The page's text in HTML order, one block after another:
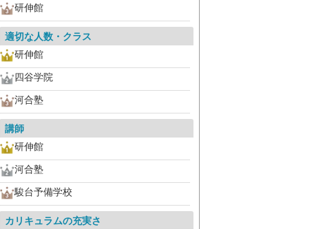
研伸館
適切な人数・クラス
研伸館
四谷学院
河合塾
講師
研伸館
河合塾
駿台予備学校
カリキュラムの充実さ